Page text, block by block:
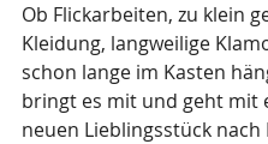
Ob Flickarbeiten, zu klein
Kleidung, langweilige
schon lange im Kasten
bringt es mit und geht mit
neuen Lieblingsstück nach